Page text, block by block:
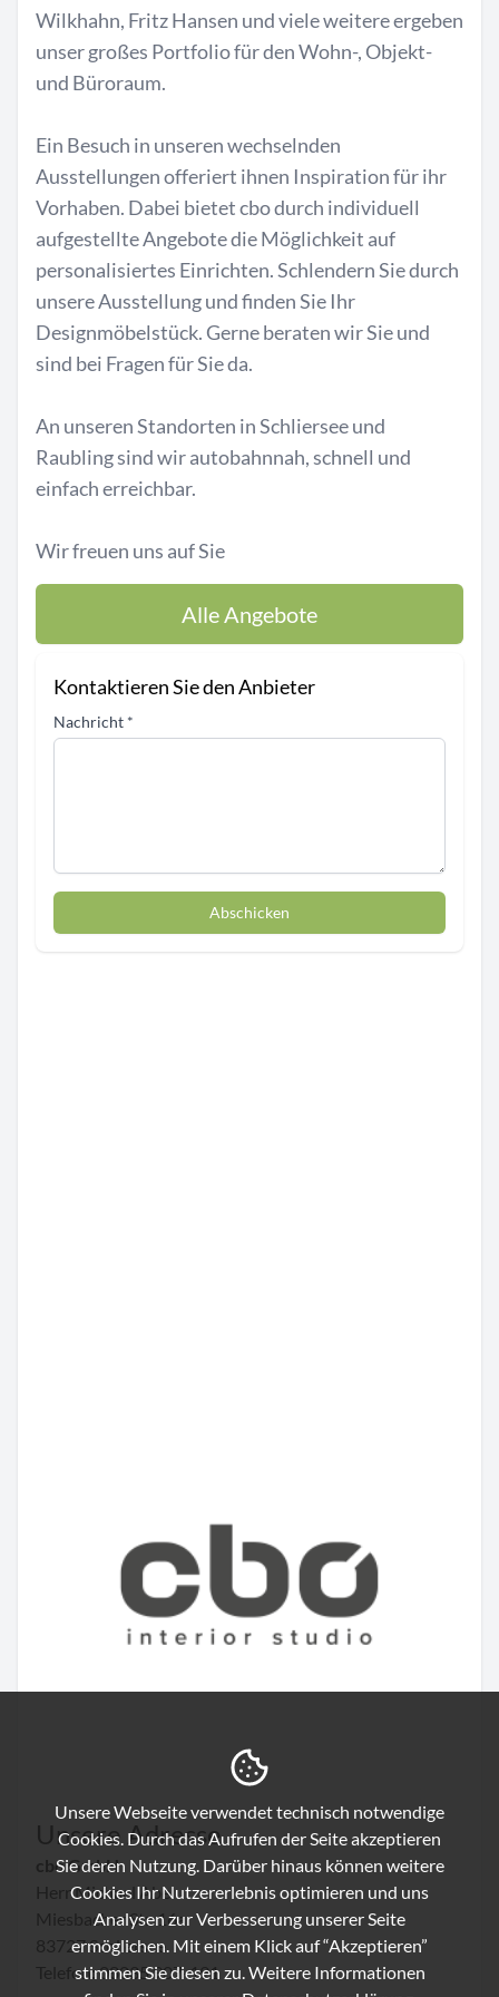
Wilkhahn, Fritz Hansen und viele weitere ergeben
unser großes Portfolio für den Wohn-, Objekt-
und Büroraum.
Ein Besuch in unseren wechselnden
Ausstellungen offeriert ihnen Inspiration für ihr
Vorhaben. Dabei bietet cbo durch individuell
aufgestellte Angebote die Möglichkeit auf
personalisiertes Einrichten. Schlendern Sie durch
unsere Ausstellung und finden Sie Ihr
Designmöbelstück. Gerne beraten wir Sie und
sind bei Fragen für Sie da.
An unseren Standorten in Schliersee und
Raubling sind wir autobahnnah, schnell und
einfach erreichbar.
Wir freuen uns auf Sie
Alle Angebote
Kontaktieren Sie den Anbieter
Nachricht *
Abschicken
Unsere Adresse
cbo GmbH
Herr Michael Abel
Miesbacher Str. 16a
83727 Schliersee
Telefon: 08035 907-191
Unsere Webseite verwendet technisch notwendige
Cookies. Durch das Aufrufen der Seite akzeptieren
Sie deren Nutzung. Darüber hinaus können weitere
Cookies Ihr Nutzererlebnis optimieren und uns
Analysen zur Verbesserung unserer Seite
ermöglichen. Mit einem Klick auf “Akzeptieren”
stimmen Sie diesen zu. Weitere Informationen